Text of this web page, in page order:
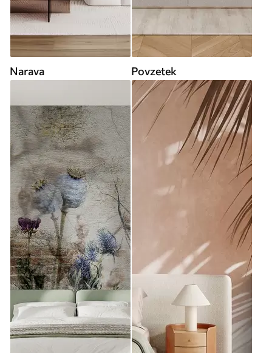
Narava Povzetek